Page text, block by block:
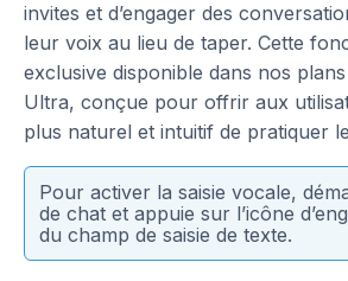
invites et d’engager des
leur voix au lieu de taper. Cette
exclusive disponible dans nos
Ultra, conçue pour offrir aux
plus naturel et intuitif de pratiquer
Pour activer la saisie vocale,
de chat et appuie sur l’icône
du champ de saisie de texte.